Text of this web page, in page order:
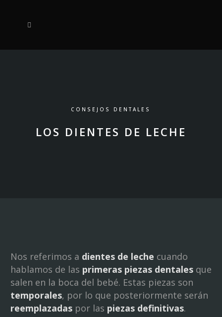
CONSEJOS DENTALES
LOS DIENTES DE LECHE
Nos referimos a dientes de leche cuando
hablamos de las primeras piezas dentalesque
salen en la boca del bebé. Estas piezas son
temporales, por lo que posteriormente serán
reemplazadaspor las piezas definitivas.